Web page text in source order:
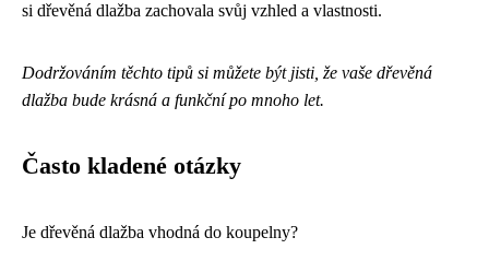
si dřevěná dlažba zachovala svůj vzhled a vlastnosti.
Dodržováním těchto tipů si můžete být jisti, že vaše dřevěná
dlažba bude krásná a funkční po mnoho let.
Často kladené otázky
Je dřevěná dlažba vhodná do koupelny?